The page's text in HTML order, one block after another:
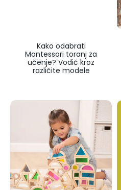
Kako odabrati
Montessori toranj za
učenje? Vodič kroz
različite modele